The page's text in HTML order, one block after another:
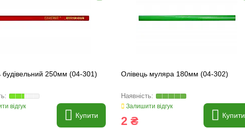
будівельний 250мм (04-301)
відгук
Купити
Олівець муляра 180мм (04-302)
Залишити відгук
2 ₴ Купити